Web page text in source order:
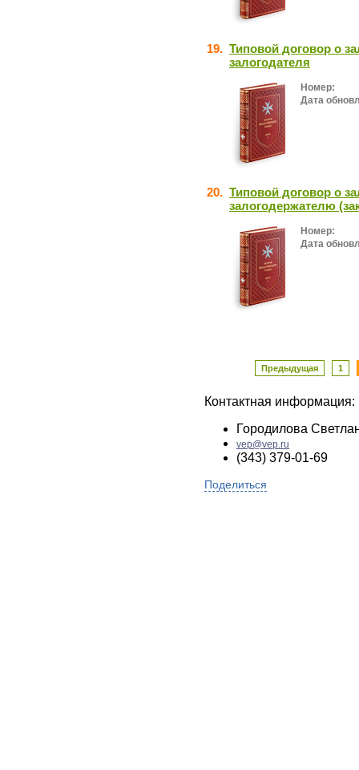
19. Типовой договор о
залогодателя
Номер:
Дата
20. Типовой договор о
залогодержателю
Номер:
Дата
Предыдущая 1
Контактная информация:
Городилова
vep@vep.ru
(343) 379-01-69
Поделиться